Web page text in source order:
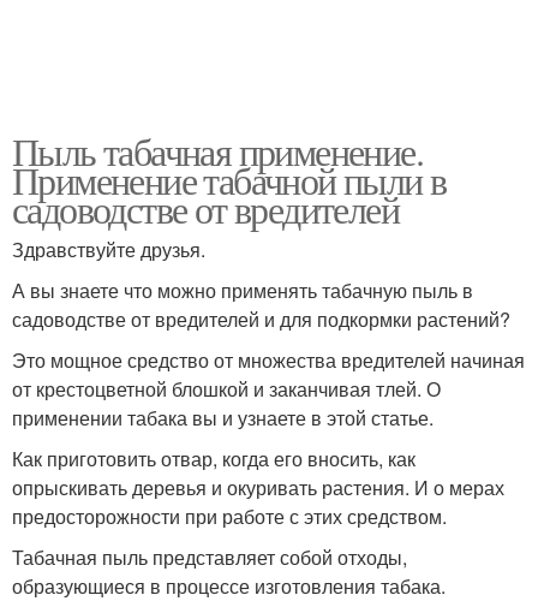
Пыль табачная применение.
Применение табачной пыли в
садоводстве от вредителей
Здравствуйте друзья.
А вы знаете что можно применять табачную пыль в
садоводстве от вредителей и для подкормки растений?
Это мощное средство от множества вредителей начиная
от крестоцветной блошкой и заканчивая тлей. О
применении табака вы и узнаете в этой статье.
Как приготовить отвар, когда его вносить, как
опрыскивать деревья и окуривать растения. И о мерах
предосторожности при работе с этих средством.
Табачная пыль представляет собой отходы,
образующиеся в процессе изготовления табака.